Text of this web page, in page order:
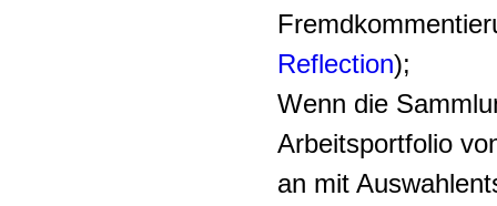
Reflection);
Wenn die
Arbeitsportfolio
an mit